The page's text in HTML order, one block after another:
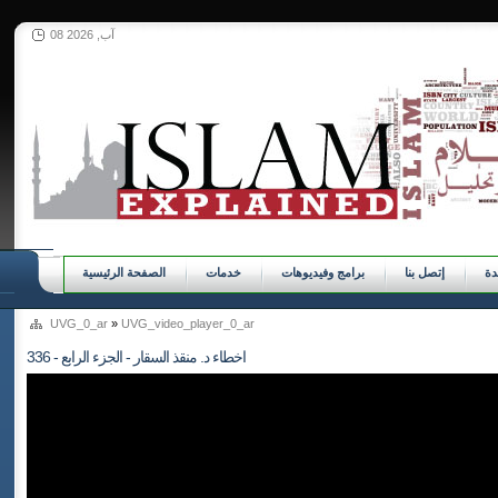
08 آب, 2026
الصفحة الرئيسية خدمات برامج وفيديوهات إتصل بنا
UVG_0_ar » UVG_video_player_0_ar
336 - اخطاء د. منقذ السقار - الجزء الرابع